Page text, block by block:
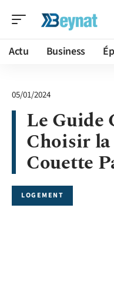
Actu Business
05/01/2024
Le Guide
Choisir la
Couette
LOGEMENT